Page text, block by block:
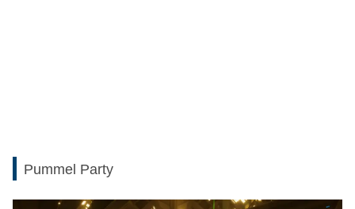
Pummel Party